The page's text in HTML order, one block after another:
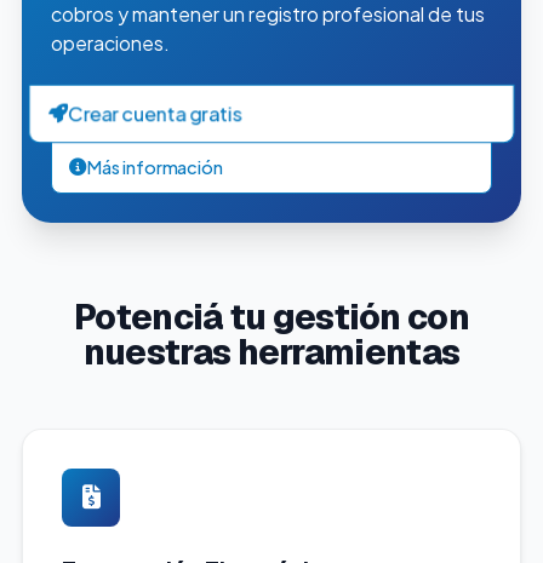
cobros y mantener un registro profesional de tus
operaciones.
Crear cuenta gratis
Más información
Potenciá tu gestión con
nuestras herramientas